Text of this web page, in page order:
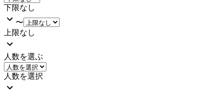
下限なし
〜
上限なし
人数を選ぶ
人数を選択